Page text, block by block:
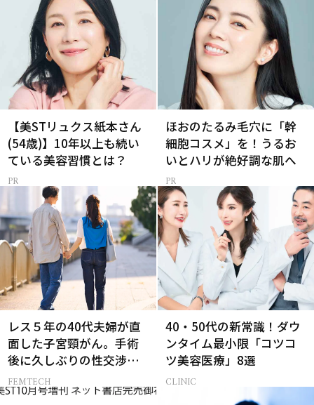
【美STリュクス紙本さん
(54歳)】10年以上も続い
ている美容習慣とは？
ほおのたるみ毛穴に「幹
細胞コスメ」を！うるお
いとハリが絶好調な肌へ
レス５年の40代夫婦が直
面した子宮頸がん。手術
後に久しぶりの性交渉を
試しみたら…
FEMTECH
40・50代の新常識！ダウ
ンタイム最小限「コツコ
ツ美容医療」8選
CLINIC